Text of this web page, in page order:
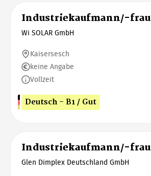
Industriekaufmann/-frau
Wi SOLAR GmbH
Kaisersesch
keine Angabe
Vollzeit
Deutsch - B1 / Gut
Industriekaufmann/-frau
Glen Dimplex Deutschland GmbH